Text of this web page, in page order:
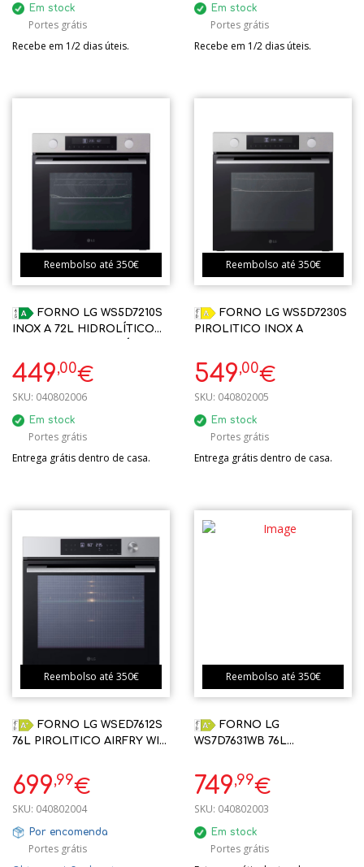
Em stock
Portes grátis
Recebe em 1/2 dias úteis.
Em stock
Portes grátis
Recebe em 1/2 dias úteis.
Reembolso até 350€
INOX A 72L HIDROLÍTICO
449,00€
SKU: 040802006
Em stock
Portes grátis
Entrega grátis dentro de casa.
Reembolso até 350€
PIROLITICO INOX A
549,00€
SKU: 040802005
Em stock
Portes grátis
Entrega grátis dentro de casa.
Reembolso até 350€
76L PIROLITICO AIRFRY WIFI
699,99€
SKU: 040802004
Por encomenda
Portes grátis
Reembolso até 350€
WS7D7631WB 76L
INSTAVIEW
749,99€
SKU: 040802003
Em stock
Portes grátis